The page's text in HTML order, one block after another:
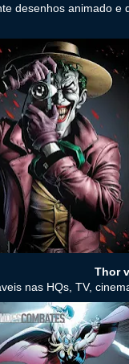
desenhos animado
Thor
nas HQs, TV,